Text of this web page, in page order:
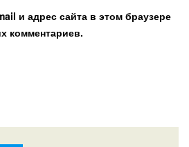
и адрес сайта в этом браузере
комментариев.